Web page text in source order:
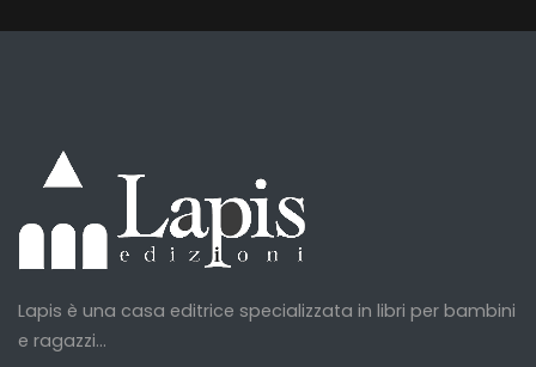
Lapis è una casa editrice specializzata in libri per bambini
e ragazzi...